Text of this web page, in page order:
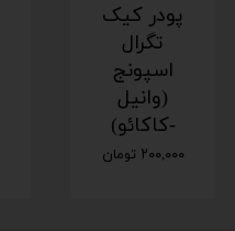
پودر کیک
تگرال
اسپونج
(وانیل
-کاکائو)
۲۰۰,۰۰۰ تومان